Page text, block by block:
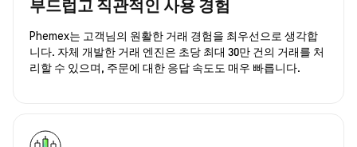
부드럽고 직관적인 사용 경험
Phemex는 고객님의 원활한 거래 경험을 최우선으로 생각합
니다. 자체 개발한 거래 엔진은 초당 최대 30만 건의 거래를 처
리할 수 있으며, 주문에 대한 응답 속도도 매우 빠릅니다.